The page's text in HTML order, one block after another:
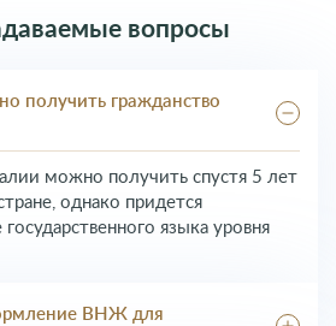
вопросы
получить гражданство
можно получить спустя 5 лет
однако придется
языка уровня
ВНЖ для